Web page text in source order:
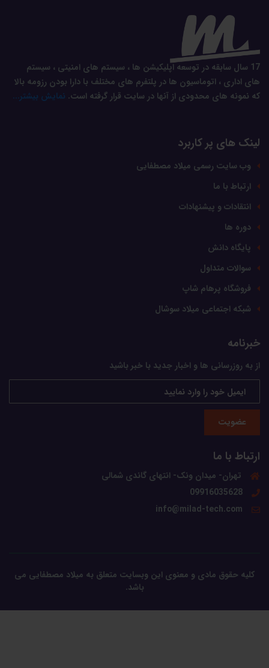
17 سال سابقه در توسعه اپلیکیشن ها ، سیستم های امنیتی ، سیستم
های اداری ، اتوماسیون ها در پلتفرم های مختلف با دارا بودن رزومه بالا
که نمونه های محدودی از آنها در سایت قرار گرفته است. نمایش بیشتر...
لینک های پر کاربرد
وب سایت رسمی میلاد مصطفایی
ارتباط با ما
انتقادات و پیشنهادات
دوره ها
پایگاه دانش
سوالات متداول
فروشگاه پرهام شاپ
شبکه اجتماعی میلاد سوشال
خبرنامه
از به روزرسانی ها و اخبار جدید با خبر باشید
عضویت
ارتباط با ما
تهران- میدان ونک- انتهای گاندی شمالی
09916035628
info@milad-tech.com
کلیه حقوق مادی و معنوی این وبسایت متعلق به میلاد مصطفایی می
باشد.